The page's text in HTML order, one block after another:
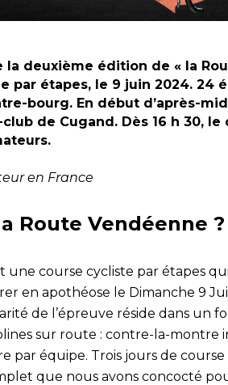
la deuxième édition de « la
par étapes, le 9 juin 2024. 24
bourg. En début d’après-
de Cugand. Dès 16 h 30,
en France
Route Vendéenne ?
une course cycliste par étapes
en apothéose le Dimanche 9
de l’épreuve réside dans un
sur route : contre-la-montre
par équipe. Trois jours de course
que nous avons concocté